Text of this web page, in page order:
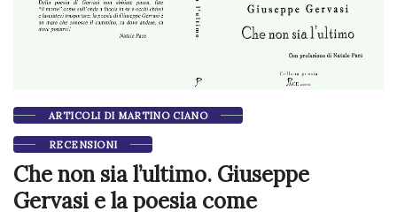
ARTICOLI DI MARTINO CIANO
RECENSIONI
Che non sia l’ultimo. Giuseppe
Gervasi e la poesia come